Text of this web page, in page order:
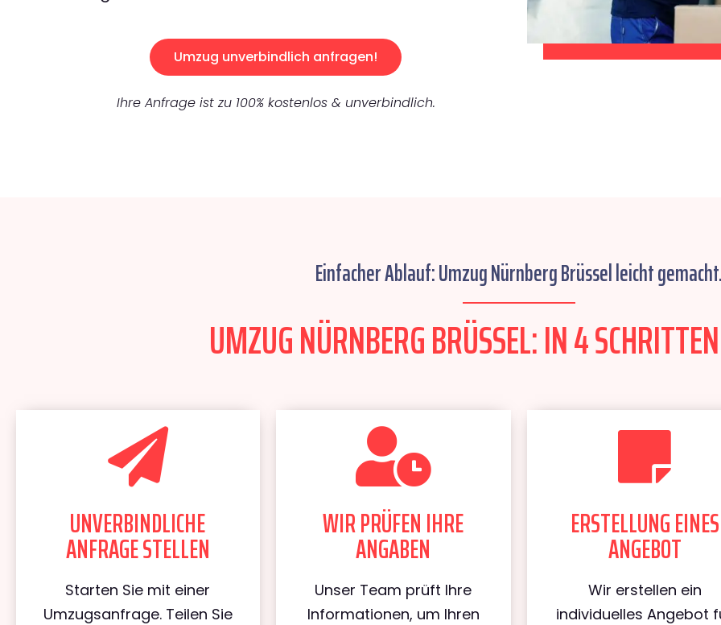
Umzug unverbindlich anfragen!
Ihre Anfrage ist zu 100% kostenlos & unverbindlich.
Einfacher Ablauf: Umzug Nürnberg Brüssel leicht
UMZUG NÜRNBERG BRÜSSEL: IN 4
UNVERBINDLICHE
ANFRAGE STELLEN
Starten Sie mit einer
Umzugsanfrage. Teilen Sie
WIR PRÜFEN IHRE
ANGABEN
Unser Team prüft Ihre
Informationen, um Ihren
ERSTELLUNG EINES
ANGEBOT
Wir erstellen ein
individuelles Angebot